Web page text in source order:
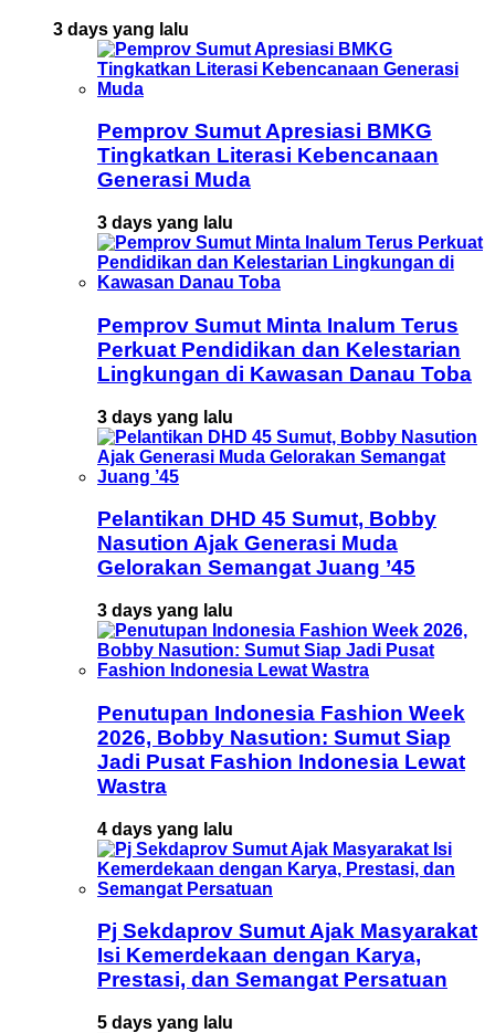
3 days yang lalu
Pemprov Sumut Apresiasi BMKG
Tingkatkan Literasi Kebencanaan
Generasi Muda
3 days yang lalu
Pemprov Sumut Minta Inalum Terus
Perkuat Pendidikan dan Kelestarian
Lingkungan di Kawasan Danau Toba
3 days yang lalu
Pelantikan DHD 45 Sumut, Bobby
Nasution Ajak Generasi Muda
Gelorakan Semangat Juang ’45
3 days yang lalu
Penutupan Indonesia Fashion Week
2026, Bobby Nasution: Sumut Siap
Jadi Pusat Fashion Indonesia Lewat
Wastra
4 days yang lalu
Pj Sekdaprov Sumut Ajak Masyarakat
Isi Kemerdekaan dengan Karya,
Prestasi, dan Semangat Persatuan
5 days yang lalu